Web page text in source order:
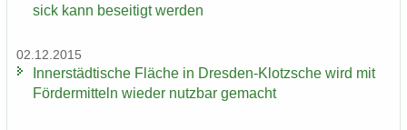
sick kann be­sei­tigt wer­den
02.12.2015
In­ner­städ­ti­sche Flä­che in Dresden-​Klotzsche wird mit
För­der­mit­teln wie­der nutz­bar ge­macht